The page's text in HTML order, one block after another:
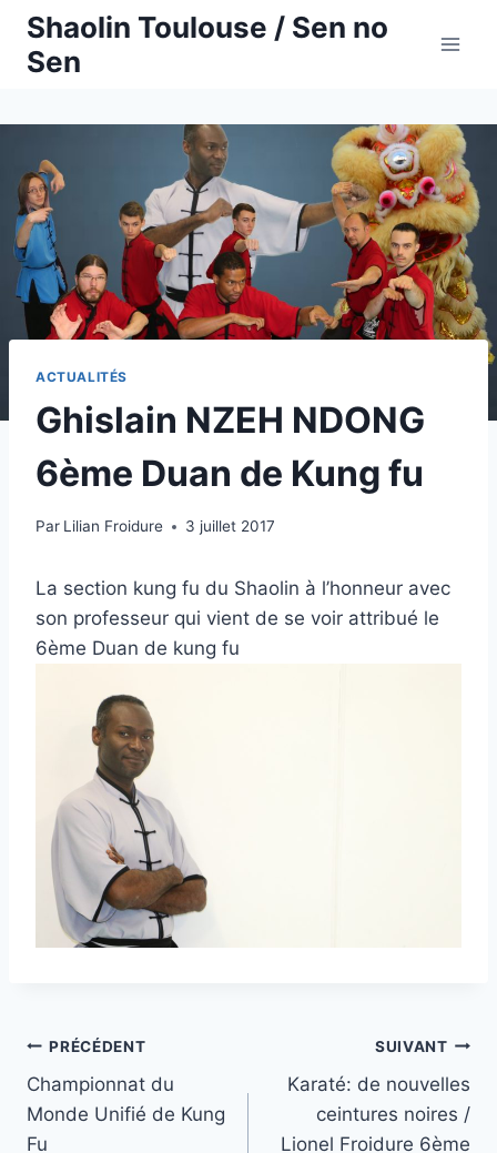
Aller
contenu
Shaolin Toulouse / Sen no
Sen
ACTUALITÉS
Ghislain NZEH NDONG
6ème Duan de Kung fu
Par Lilian Froidure 3 juillet 2017
La section kung fu du Shaolin à l’honneur avec
son professeur qui vient de se voir attribué le
6ème Duan de kung fu
Navigation
de
PRÉCÉDENT
Championnat du
Monde Unifié de Kung
Fu
SUIVANT
Karaté: de nouvelles
ceintures noires /
Lionel Froidure 6ème